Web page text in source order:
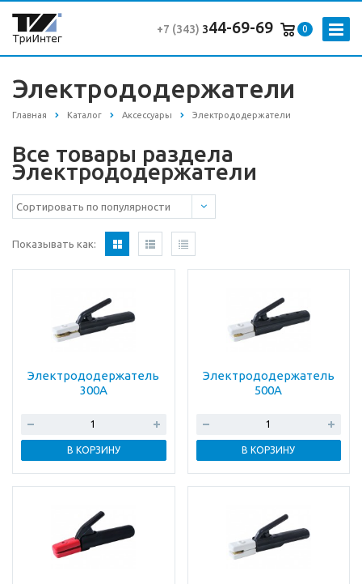
0
+7 (343) 344-69-69
Электрододержатели
Главная Каталог Аксессуары Электрододержатели
Все товары раздела
Электрододержатели
Показывать как:
Электрододержатель
300A
В КОРЗИНУ
Электрододержатель
500A
В КОРЗИНУ